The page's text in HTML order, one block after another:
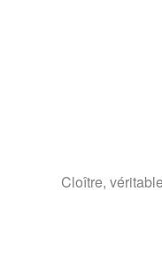
Cloître,